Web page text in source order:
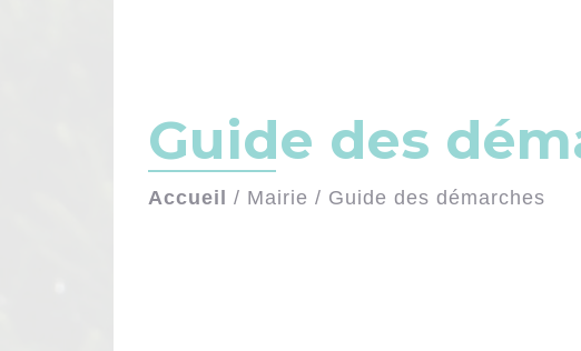
Guide des
Accueil / Mairie / Guide des démarches